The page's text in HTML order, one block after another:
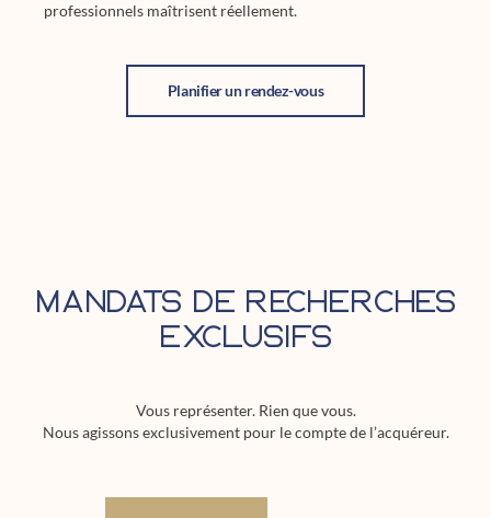
professionnels maîtrisent réellement.
Planifier un rendez-vous
Mandats de recherches
exclusifs
Vous représenter. Rien que vous.
Nous agissons exclusivement pour le compte de l’acquéreur.